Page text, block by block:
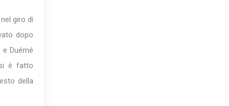
giro di
dopo
Duémé
è fatto
della